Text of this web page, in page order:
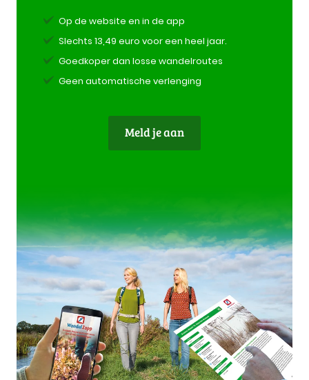
Op de website en in de app
Slechts 13,49 euro voor een heel jaar.
Goedkoper dan losse wandelroutes
Geen automatische verlenging
Meld je aan